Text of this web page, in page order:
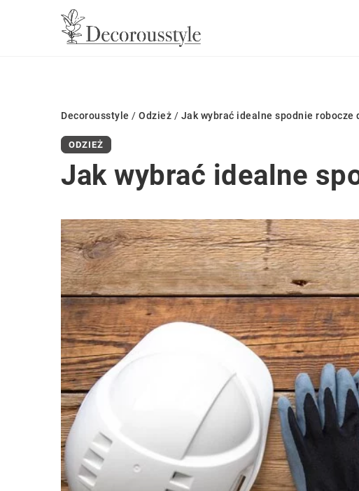
Decorousstyle / Odzież / Jak wybrać idealne spodnie robocze
ODZIEŻ
Jak wybrać idealne